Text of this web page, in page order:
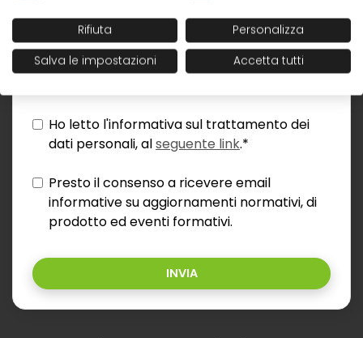
Ho letto l'informativa sul trattamento dei
dati personali, alseguente link.*
Presto il consenso a ricevere email
informative su aggiornamenti normativi, di
prodotto ed eventi formativi.
INVIA
Rifiuta
Personalizza
Salva le impostazioni
Accetta tutti